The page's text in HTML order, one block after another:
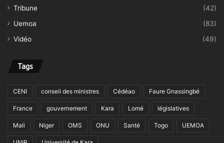
Tribune
(42)
Uemoa
(83)
Vidéo
(49)
Tags
CENI conseil des ministres Cédéao Faure Gnassingbé
France gouvernement Kara Lomé législatives
Mali Niger OMS ONU Santé Togo UEMOA